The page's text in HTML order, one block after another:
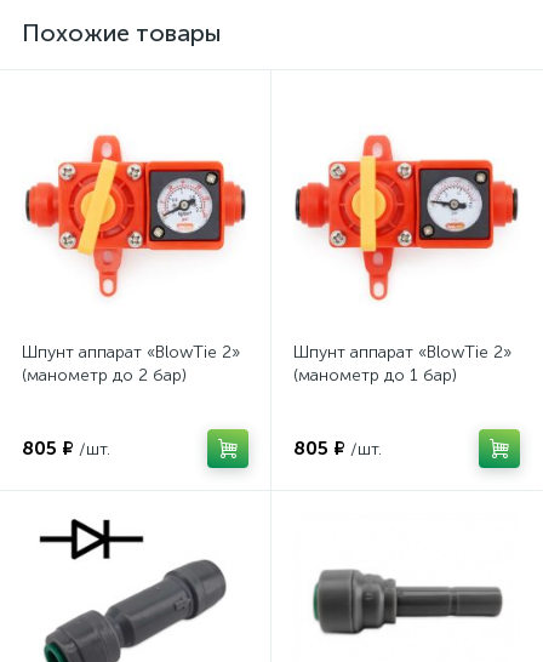
Похожие товары
Шпунт аппарат «BlowTie 2»
(манометр до 2 бар)
805 ₽ /шт.
Шпунт аппарат «BlowTie 2»
(манометр до 1 бар)
805 ₽ /шт.